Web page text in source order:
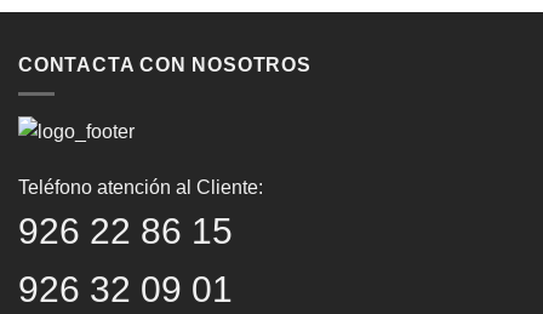
CONTACTA CON NOSOTROS
Teléfono atención al Cliente:
926 22 86 15
926 32 09 01